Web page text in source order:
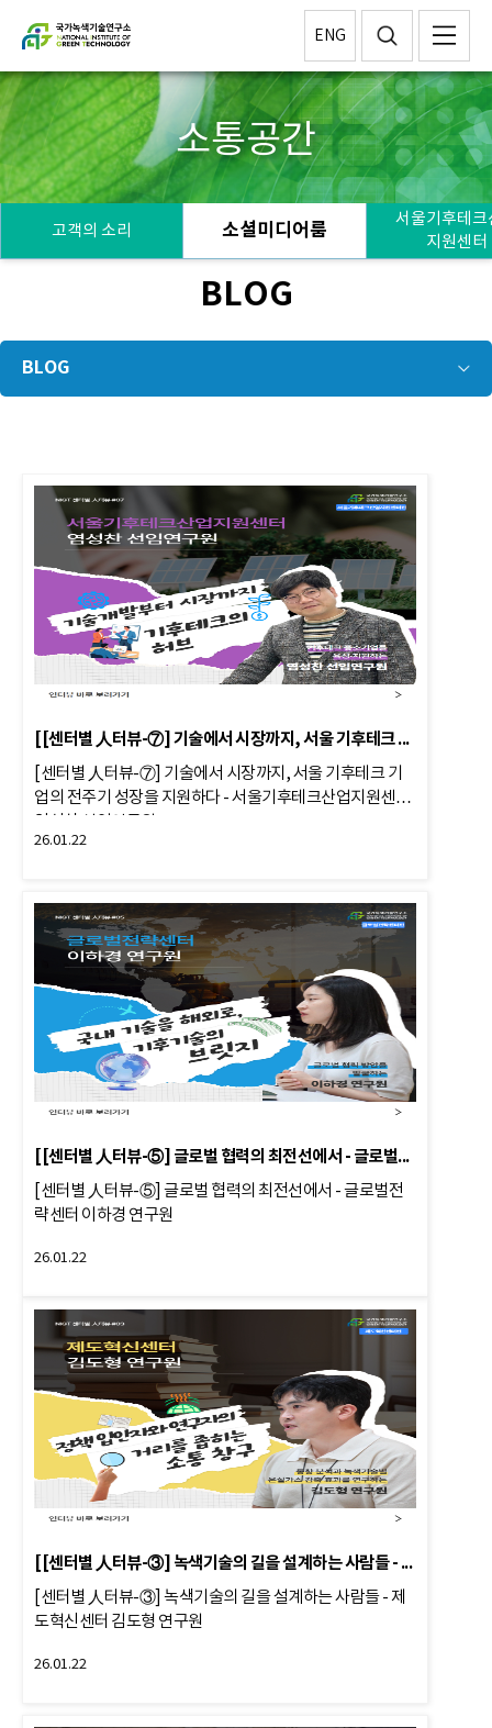
ENG
소통공간
고객의 소리 소셜미디어룸
서울기후테크
지원센터
BLOG
BLOG
[[센터별 人터뷰-⑦] 기술에서 시장까지, 서울 기후테크 기업의 전주
[센터별 人터뷰-⑦] 기술에서 시장까지, 서울 기후테크 기
업의 전주기 성장을 지원하다 - 서울기후테크산업지원센터
26.01.22
[[센터별 人터뷰-⑤] 글로벌 협력의 최전선에서 - 글로벌전략센터 이
[센터별 人터뷰-⑤] 글로벌 협력의 최전선에서 - 글로벌전
략센터 이하경 연구원
26.01.22
[[센터별 人터뷰-③] 녹색기술의 길을 설계하는 사람들 - 제도혁신센
[센터별 人터뷰-③] 녹색기술의 길을 설계하는 사람들 - 제
도혁신센터 김도형 연구원
26.01.22